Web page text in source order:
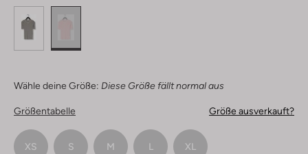
Wähle deine Größe: Diese Größe fällt normal aus
Größentabelle Größe ausverkauft?
XS S M L XL